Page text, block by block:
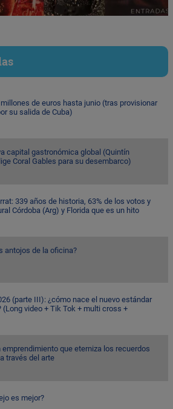
de euros hasta junio (tras provisionar
su salida de Cuba)
capital gastronómica global (Quintín
Coral Gables para su desembarco)
339 años de historia, 63% de los votos y
Córdoba (Arg) y Florida que es un hito
antojos de la oficina?
(parte III): ¿cómo nace el nuevo estándar
(Long video + Tik Tok + multi cross +
emprendimiento que eterniza los recuerdos
través del arte
es mejor?